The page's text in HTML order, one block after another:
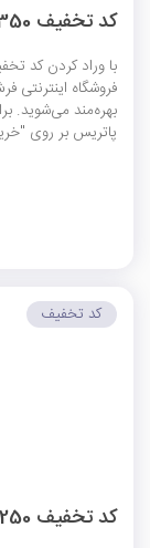
کد تخفیف 350 هزار تومانی فرش پاتریس
بهره‌مند می‌شوید.
پاتریس بر روی
کد تخفیف 250 هزار تومانی فرش پاتریس
کد تخفیف